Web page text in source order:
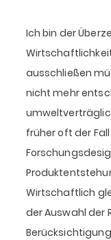
Ich bin der
ausschließen
nicht mehr
früher oft der
Wirtschaftlich
der Auswahl der